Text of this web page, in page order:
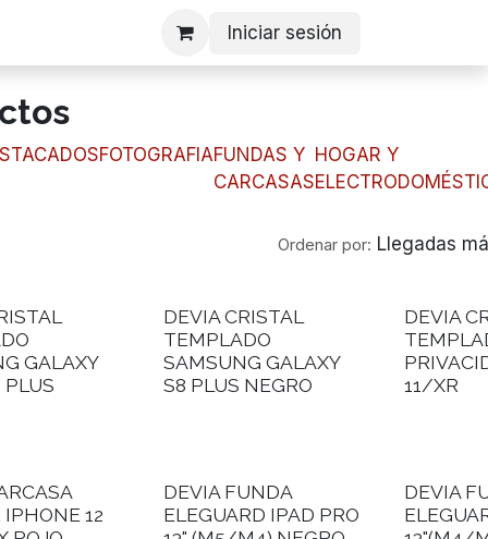
Iniciar sesión
FOTOGRAFIAFUNDAS Y
CARCASAS
HOGAR Y
Ordenar por: Llegadas
GALAXY
PLUS
DEVIA CRISTAL
TEMPLADO
SAMSUNG GALAXY
S8 PLUS NEGRO
DEVIA
11/XR
12
DEVIA FUNDA
ELEGUARD IPAD PRO
DEVIA